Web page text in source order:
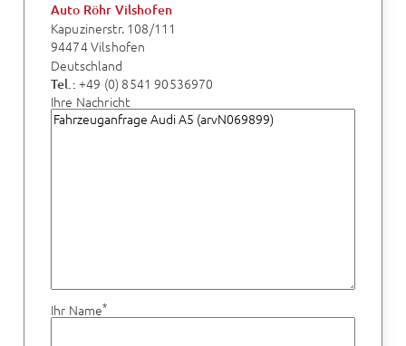
Auto Röhr Vilshofen
Kapuzinerstr. 108/111
94474 Vilshofen
Deutschland
Tel.: +49 (0) 8541 90536970
Ihre Nachricht
Ihr Name*